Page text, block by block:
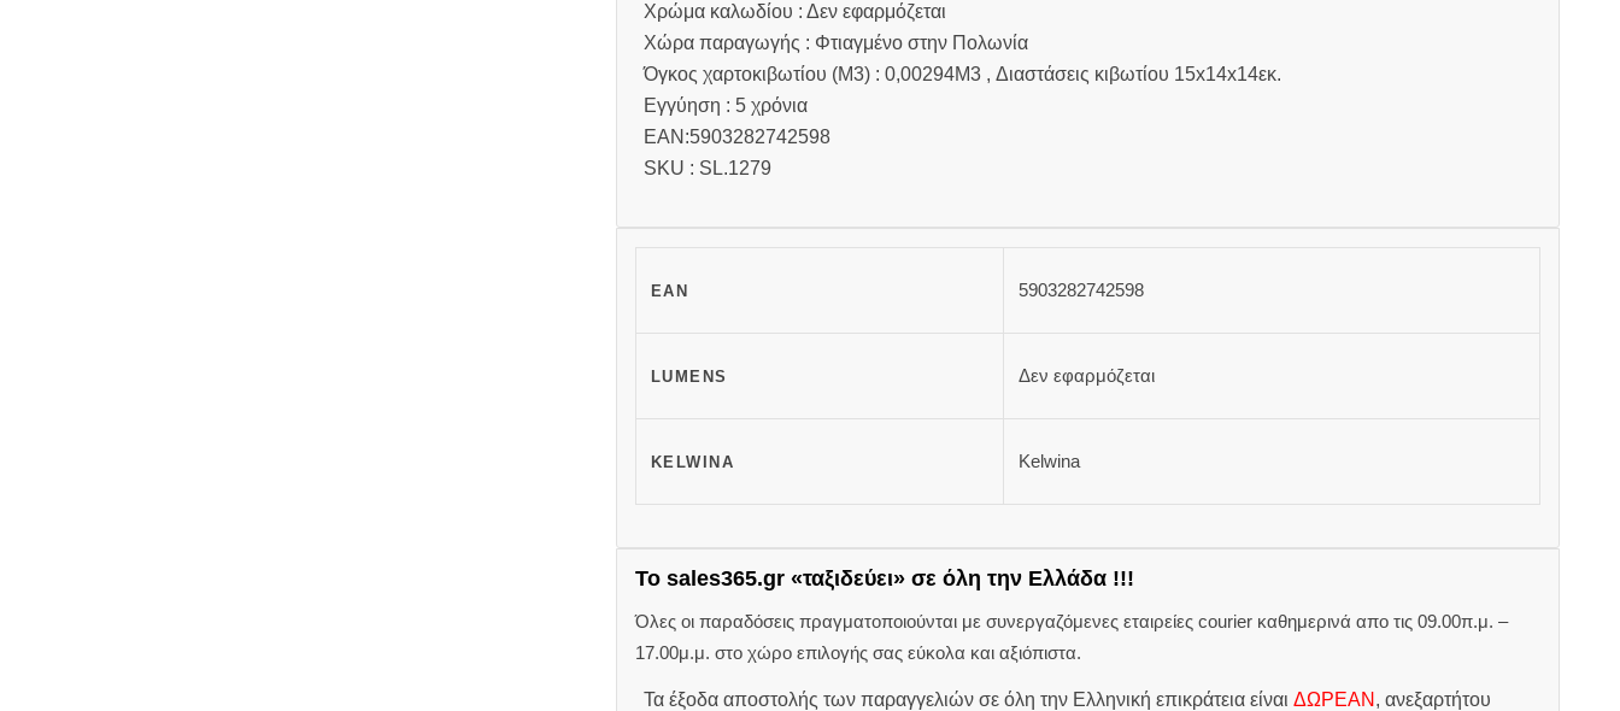
Χρώμα καλωδίου : Δεν εφαρμόζεται
Χώρα παραγωγής : Φτιαγμένο στην Πολωνία
Όγκος χαρτοκιβωτίου (M3) : 0,00294M3 , Διαστάσεις κιβωτίου 15x14x14εκ.
Εγγύηση : 5 χρόνια
EAN:5903282742598
SKU : SL.1279
EAN 5903282742598
LUMENS Δεν εφαρμόζεται
KELWINA Kelwina
Το sales365.gr «ταξιδεύει» σε όλη την Ελλάδα !!!
Όλες οι παραδόσεις πραγματοποιούνται με συνεργαζόμενες εταιρείες courier καθημερινά απο τις 09.00π.μ. –
17.00μ.μ. στο χώρο επιλογής σας εύκολα και αξιόπιστα.
Τα έξοδα αποστολής των παραγγελιών σε όλη την Ελληνική επικράτεια είναι ΔΩΡΕΑΝ , ανεξαρτήτου